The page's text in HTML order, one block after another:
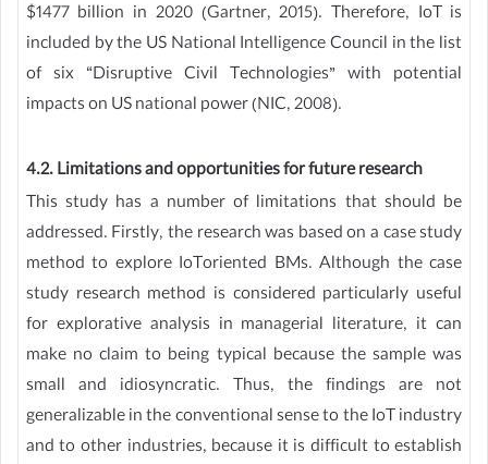
$1477 billion in 2020 (Gartner, 2015). Therefore, IoT is
included by the US National Intelligence Council in the list
of six “Disruptive Civil Technologies” with potential
impacts on US national power (NIC, 2008).
4.2. Limitations and opportunities for future research
This study has a number of limitations that should be
addressed. Firstly, the research was based on a case study
method to explore IoToriented BMs. Although the case
study research method is considered particularly useful
for explorative analysis in managerial literature, it can
make no claim to being typical because the sample was
small and idiosyncratic. Thus, the findings are not
generalizable in the conventional sense to the IoT industry
and to other industries, because it is difficult to establish